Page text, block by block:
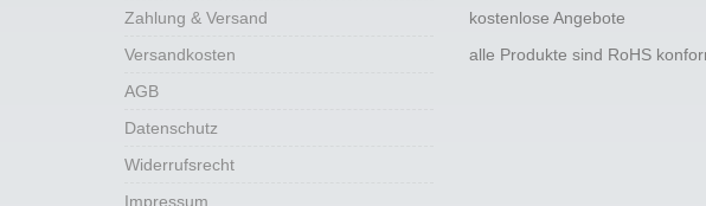
Zahlung & Versand
Versandkosten
AGB
Datenschutz
Widerrufsrecht
Impressum
kostenlose Angebote
alle Produkte sind RoHS